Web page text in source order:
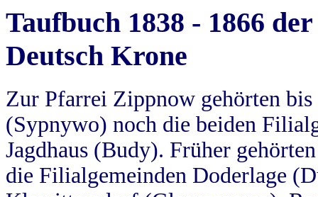
Taufbuch 1838 - 1866
Deutsch Krone
Zur Pfarrei Zippnow gehörten
(Sypnywo) noch die beiden
Jagdhaus (Budy). Früher
die Filialgemeinden Doderlage